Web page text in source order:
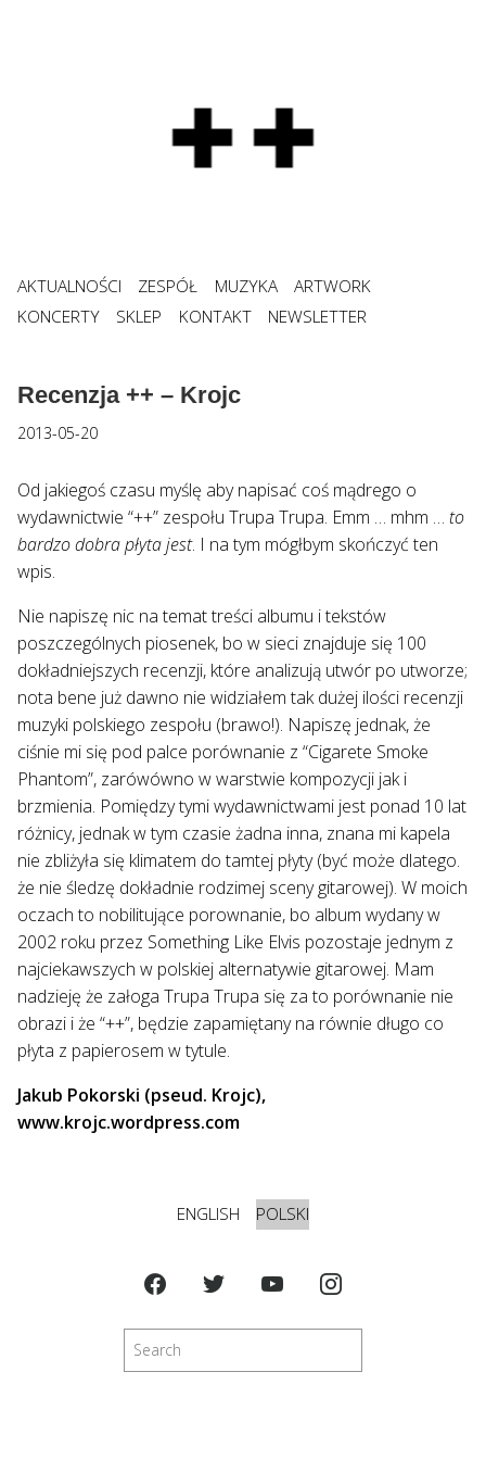
AKTUALNOŚCI ZESPÓŁ MUZYKA
ARTWORK
KONCERTY
SKLEP KONTAKT NEWSLETTER
Recenzja ++ – Krojc
2013-05-20
Od jakiegoś czasu myślę aby napisać coś mądrego o
wydawnictwie “++” zespołu Trupa Trupa. Emm … mhm … to
bardzo dobra płyta jest. I na tym mógłbym skończyć ten
wpis.
Nie napiszę nic na temat treści albumu i tekstów
poszczególnych piosenek, bo w sieci znajduje się 100
dokładniejszych recenzji, które analizują utwór po utworze;
nota bene już dawno nie widziałem tak dużej ilości recenzji
muzyki polskiego zespołu (brawo!). Napiszę jednak, że
ciśnie mi się pod palce porównanie z “Cigarete Smoke
Phantom”, zarówówno w warstwie kompozycji jak i
brzmienia. Pomiędzy tymi wydawnictwami jest ponad 10 lat
różnicy, jednak w tym czasie żadna inna, znana mi kapela
nie zbliżyła się klimatem do tamtej płyty (być może dlatego.
że nie śledzę dokładnie rodzimej sceny gitarowej). W moich
oczach to nobilitujące porownanie, bo album wydany w
2002 roku przez Something Like Elvis pozostaje jednym z
najciekawszych w polskiej alternatywie gitarowej. Mam
nadzieję że załoga Trupa Trupa się za to porównanie nie
obrazi i że “++”, będzie zapamiętany na równie długo co
płyta z papierosem w tytule.
Jakub Pokorski (pseud. Krojc),
www.krojc.wordpress.com
ENGLISH POLSKI